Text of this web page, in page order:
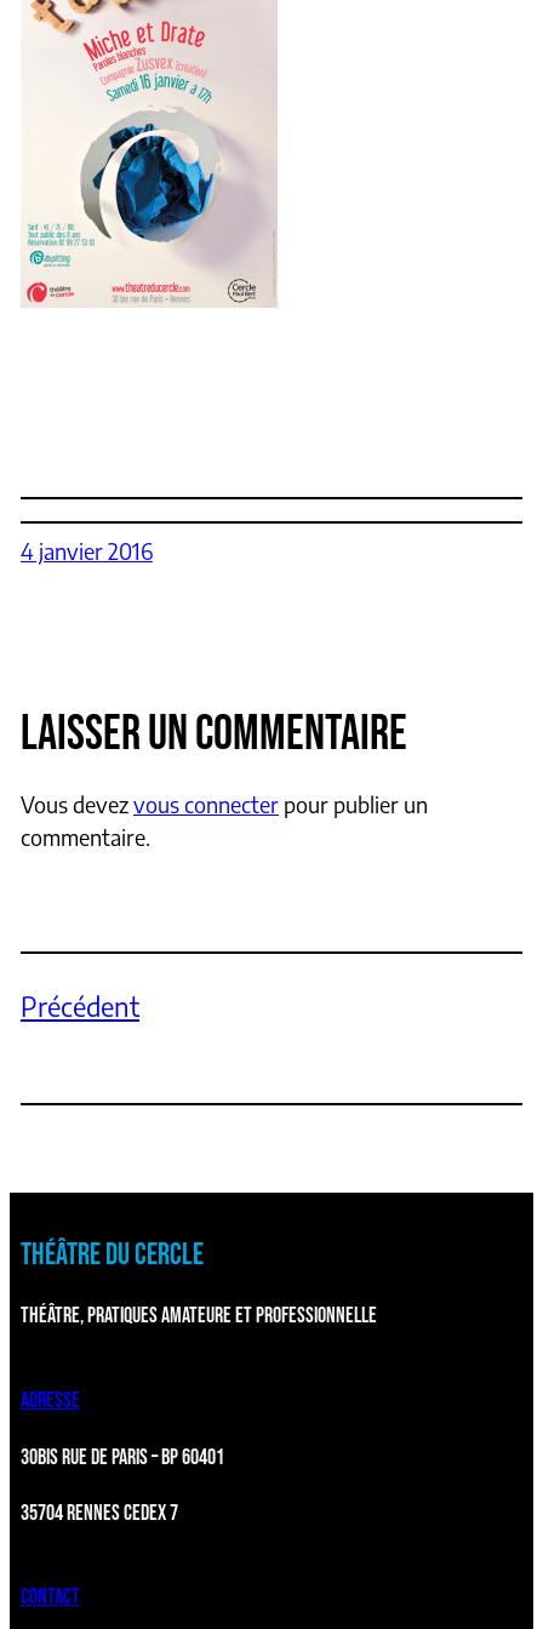
4 janvier 2016
LAISSER UN COMMENTAIRE
Vous devezvous connecterpour publier un
commentaire.
Précédent
THÉÂTRE DU CERCLE
THÉÂTRE, PRATIQUES AMATEURE ET PROFESSIONNELLE
ADRESSE
30BIS RUE DE PARIS – BP 60401
35704 RENNES CEDEX 7
CONTACT